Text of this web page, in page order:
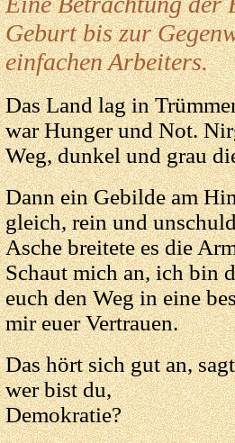
Geburt bis zur
einfachen Arbeiters.
Das Land lag in
war Hunger und Not.
Weg, dunkel und grau
Dann ein Gebilde am
gleich, rein und
Asche breitete es die
Schaut mich an, ich bin
euch den Weg in eine
mir euer Vertrauen.
Das hört sich gut an,
wer bist du,
Demokratie?